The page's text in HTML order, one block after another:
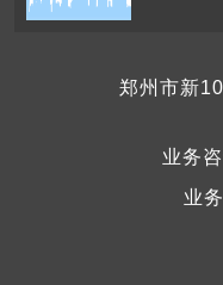
郑州市新
业务咨
业